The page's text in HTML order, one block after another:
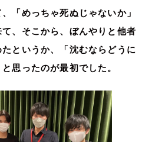
「めっちゃ死ぬじゃないか」
、そこから、ぼんやりと他者
というか、「沈むならどうに
思ったのが最初でした。